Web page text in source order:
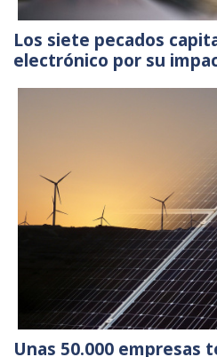
Los siete pecados
electrónico por su
Unas 50.000 empresas